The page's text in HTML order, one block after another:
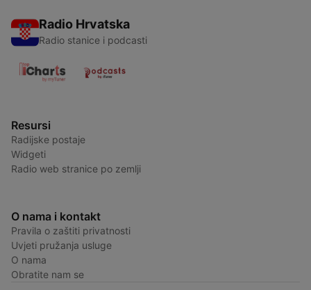
Radio Hrvatska
Radio stanice i podcasti
Resursi
Radijske postaje
Widgeti
Radio web stranice po zemlji
O nama i kontakt
Pravila o zaštiti privatnosti
Uvjeti pružanja usluge
O nama
Obratite nam se